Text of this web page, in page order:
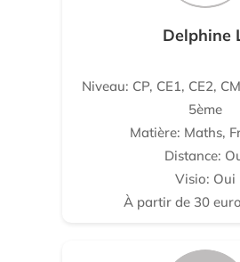
Delphine
Niveau: CP, CE1, CE2,
5ème
Matière: Maths,
Distance:
Visio: Oui
À partir de 30